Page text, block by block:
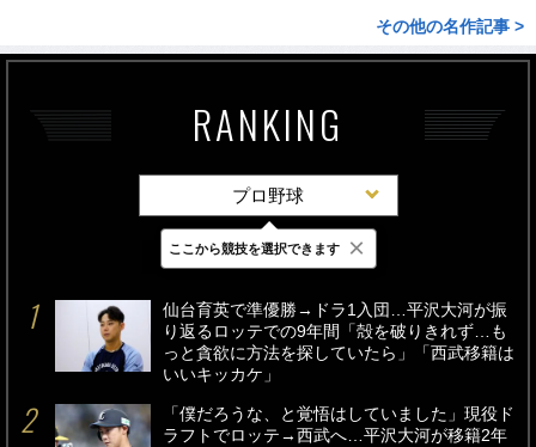
その他の名作記事 >
RANKING
プロ野球
最新 24時間 週間
仙台育英で準優勝→ドラ1入団…平沢大河が振
り返るロッテでの9年間「殻を破りきれず…も
っと貪欲に方法を探していたら」「西武移籍は
いいキッカケ」
「僕だろうな、と覚悟はしていました」現役ド
ラフトでロッテ→西武へ…平沢大河が移籍2年
ここから競技を選択できます ×